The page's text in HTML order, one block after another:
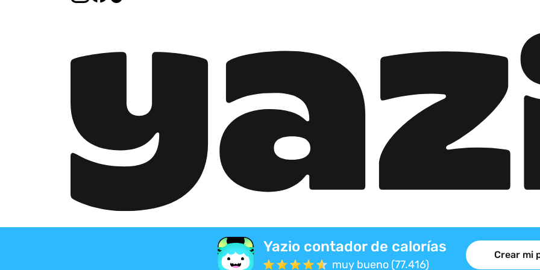
Yazio contador de calorías
muy bueno (77.416)
Crear mi